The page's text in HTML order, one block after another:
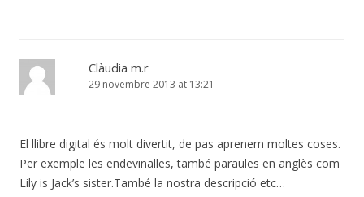
Clàudia m.r
29 novembre 2013 at 13:21
El llibre digital és molt divertit, de pas aprenem moltes coses.
Per exemple les endevinalles, també paraules en anglès com
Lily is Jack’s sister.També la nostra descripció etc…